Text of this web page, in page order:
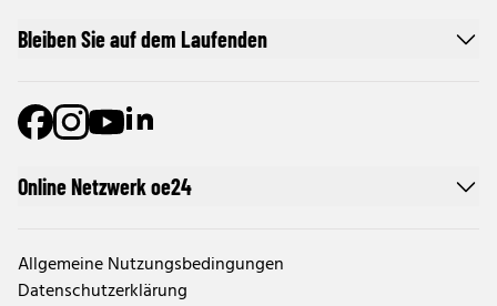
Online Netzwerk oe24
Allgemeine Nutzungsbedingungen
Datenschutzerklärung
Bleiben Sie auf dem Laufenden